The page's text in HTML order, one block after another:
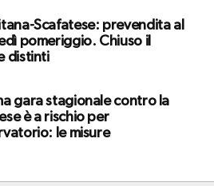
Scafatese: prevendita al
pomeriggio. Chiuso il
distinti
gara stagionale contro la
è a rischio per
le misure